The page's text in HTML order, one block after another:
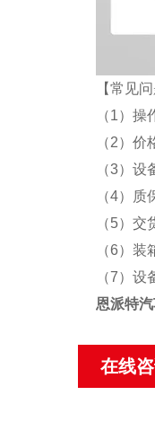
【常见
（1）
（2）
（3）
（4）质
（5）
（6）装
（7）
恩派特
在线